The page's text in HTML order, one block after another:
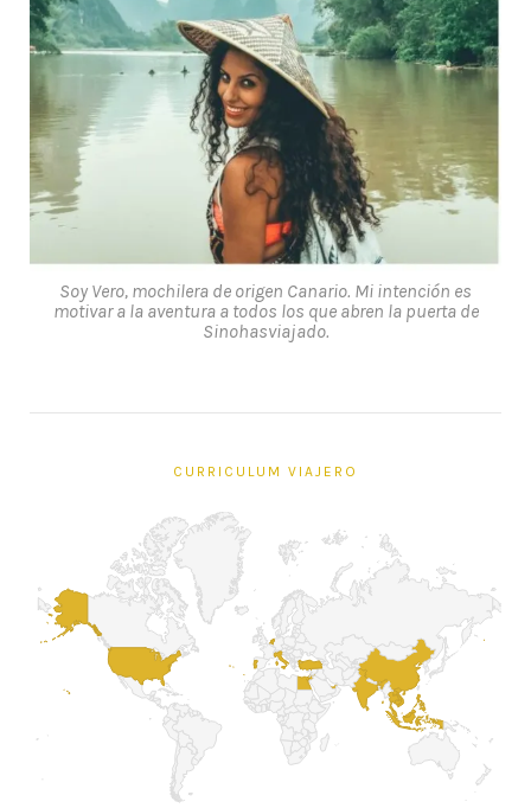
Soy Vero, mochilera de origen Canario. Mi intención es
motivar a la aventura a todos los que abren la puerta de
Sinohasviajado.
CURRICULUM VIAJERO